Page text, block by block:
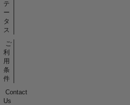
テ
ー
タ
ス
ご
利
用
条
件
Contact
Us